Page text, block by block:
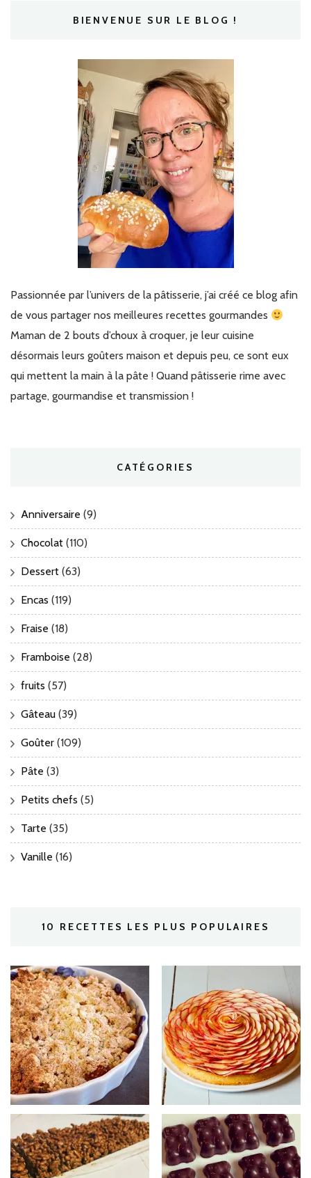
BIENVENUE SUR LE BLOG !
Passionnée par l’univers de la pâtisserie, j’ai créé ce blog afin
de vous partager nos meilleures recettes gourmandes
Maman de 2 bouts d’choux à croquer, je leur cuisine
désormais leurs goûters maison et depuis peu, ce sont eux
qui mettent la main à la pâte ! Quand pâtisserie rime avec
partage, gourmandise et transmission !
CATÉGORIES
Anniversaire (9)
Chocolat (110)
Dessert (63)
Encas (119)
Fraise (18)
Framboise (28)
fruits (57)
Gâteau (39)
Goûter (109)
Pâte (3)
Petits chefs (5)
Tarte (35)
Vanille (16)
10 RECETTES LES PLUS POPULAIRES